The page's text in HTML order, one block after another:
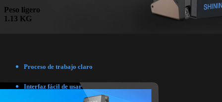
Peso ligero
1.13 KG
Proceso de trabajo claro
Interfaz fácil de usar